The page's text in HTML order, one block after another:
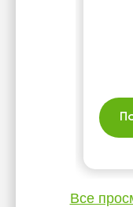
Все